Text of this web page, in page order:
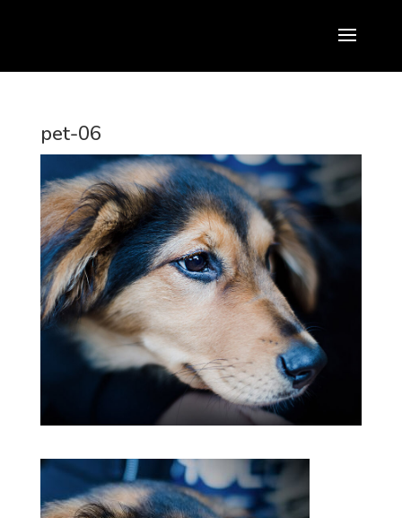
pet-06